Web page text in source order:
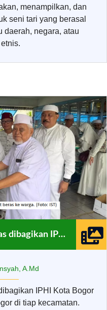
menampilkan, dan
seni tari yang berasal
daerah, negara, atau
Sebanyak 1.015 paket beras dibagikan IPHI Kota Bogor
A.Md
IPHI Kota Bogor
di tiap kecamatan.